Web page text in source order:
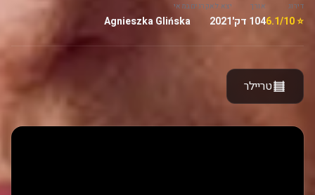
דירוג
⭐ 6.1/10
אורך
104 דק'
יצא לאקרנים
2021
במאי
Agnieszka Glińska
טריילר